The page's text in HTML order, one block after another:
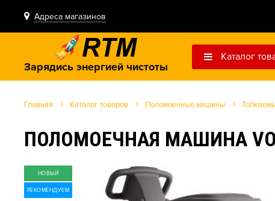
Адреса магазинов
Зарядись энергией чистоты
Каталог
Главная Каталог товаров Поломоечные машины
ПОЛОМОЕЧНАЯ МАШИНА
НОВЫЙ
РЕКОМЕНДУЕМ